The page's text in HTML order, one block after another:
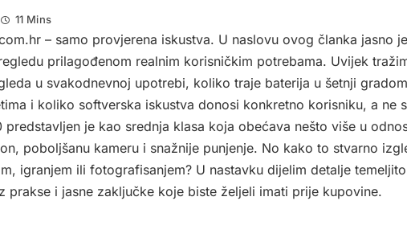
11 Mins
– samo provjerena iskustva. U naslovu ovog članka jasno je
prilagođenom realnim korisničkim potrebama. Uvijek
u svakodnevnoj upotrebi, koliko traje baterija u šetnji
i koliko softverska iskustva donosi konkretno korisniku, a ne
je kao srednja klasa koja obećava nešto više u
poboljšanu kameru i snažnije punjenje. No kako to stvarno
igranjem ili fotografisanjem? U nastavku dijelim detalje temeljito
prakse i jasne zaključke koje biste željeli imati prije kupovine.